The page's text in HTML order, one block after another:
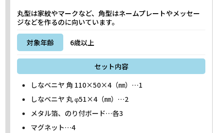
丸型は家紋やマークなど、角型はネームプレートやメッセー
ジなどを作るのに向いています。
対象年齢 6歳以上
セット内容
しなベニヤ 角 110×50×4（㎜）…1
しなベニヤ 丸 φ51×4（㎜）…2
メタル箔、のり付ボード…各3
マグネット…4